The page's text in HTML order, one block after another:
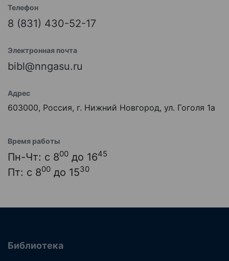
Телефон
8 (831) 430-52-17
Электронная почта
bibl@nngasu.ru
Адрес
603000, Россия, г. Нижний Новгород, ул. Гоголя 1а
Время работы
Пн-Чт: с 800 до 1645
Пт: с 800 до 1530
Библиотека